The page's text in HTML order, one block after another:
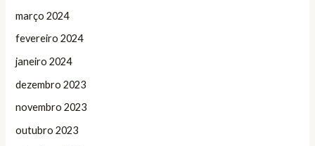
março 2024
fevereiro 2024
janeiro 2024
dezembro 2023
novembro 2023
outubro 2023